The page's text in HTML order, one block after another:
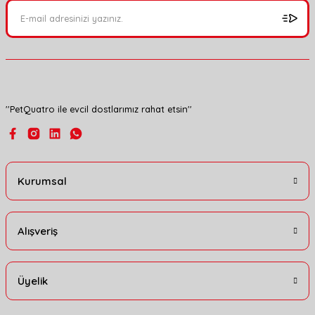
Ürün bilgilerinde hatalar bulunuyor.
''PetQuatro ile evcil dostlarımız rahat etsin''
Kurumsal
Alışveriş
Üyelik